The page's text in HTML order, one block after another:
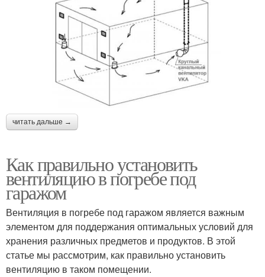
читать дальше →
Как правильно установить
вентиляцию в погребе под
гаражом
Вентиляция в погребе под гаражом является важным
элементом для поддержания оптимальных условий для
хранения различных предметов и продуктов. В этой
статье мы рассмотрим, как правильно установить
вентиляцию в таком помещении.